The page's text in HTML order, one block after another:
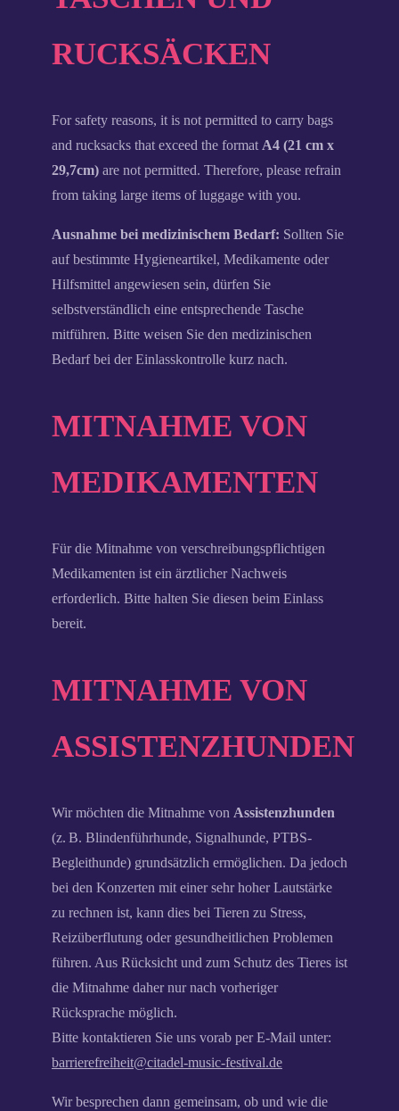
RUCKSÄCKEN
For safety reasons, it is not permitted to carry bags
and rucksacks that exceed the format A4 (21 cm x
29,7cm) are not permitted. Therefore, please refrain
from taking large items of luggage with you.
Ausnahme bei medizinischem Bedarf: Sollten Sie
auf bestimmte Hygieneartikel, Medikamente oder
Hilfsmittel angewiesen sein, dürfen Sie
selbstverständlich eine entsprechende Tasche
mitführen. Bitte weisen Sie den medizinischen
Bedarf bei der Einlasskontrolle kurz nach.
MITNAHME VON
MEDIKAMENTEN
Für die Mitnahme von verschreibungspflichtigen
Medikamenten ist ein ärztlicher Nachweis
erforderlich. Bitte halten Sie diesen beim Einlass
bereit.
MITNAHME VON
ASSISTENZHUNDEN
Wir möchten die Mitnahme von Assistenzhunden
(z. B. Blindenführhunde, Signalhunde, PTBS-
Begleithunde) grundsätzlich ermöglichen. Da jedoch
bei den Konzerten mit einer sehr hoher Lautstärke
zu rechnen ist, kann dies bei Tieren zu Stress,
Reizüberflutung oder gesundheitlichen Problemen
führen. Aus Rücksicht und zum Schutz des Tieres ist
die Mitnahme daher nur nach vorheriger
Rücksprache möglich.
Bitte kontaktieren Sie uns vorab per E-Mail unter:
barrierefreiheit@citadel-music-festival.de
Wir besprechen dann gemeinsam, ob und wie die